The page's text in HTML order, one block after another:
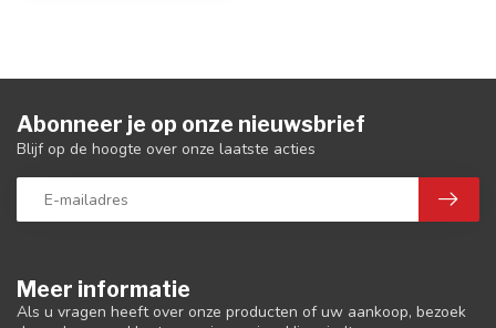
Meer informatie
Als u vragen heeft over onze producten of uw aankoop, bezoek
Abonneer je op onze nieuwsbrief
Blijf op de hoogte over onze laatste acties